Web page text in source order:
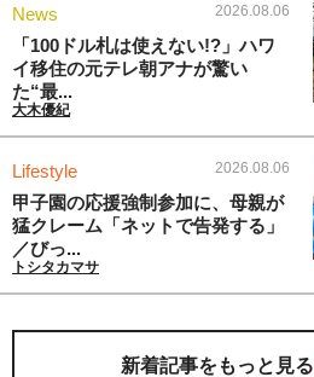
News 2026.08.06
「100ドル札は使えない!?」ハワ
イ移住の元テレ朝アナが驚い
た“最...
大木優紀
Lifestyle 2026.08.06
甲子園の応援強制参加に、母親が
猛クレーム「ネットで告発する」
／びっ...
トシタカマサ
新着記事をもっと見る